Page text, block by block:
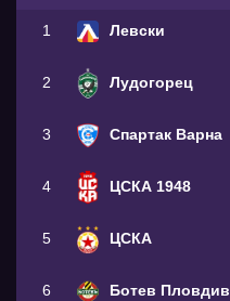
1 Левски
2 Лудогорец
3 Спартак Варна
4 ЦСКА 1948
5 ЦСКА
6 Ботев Пловдив